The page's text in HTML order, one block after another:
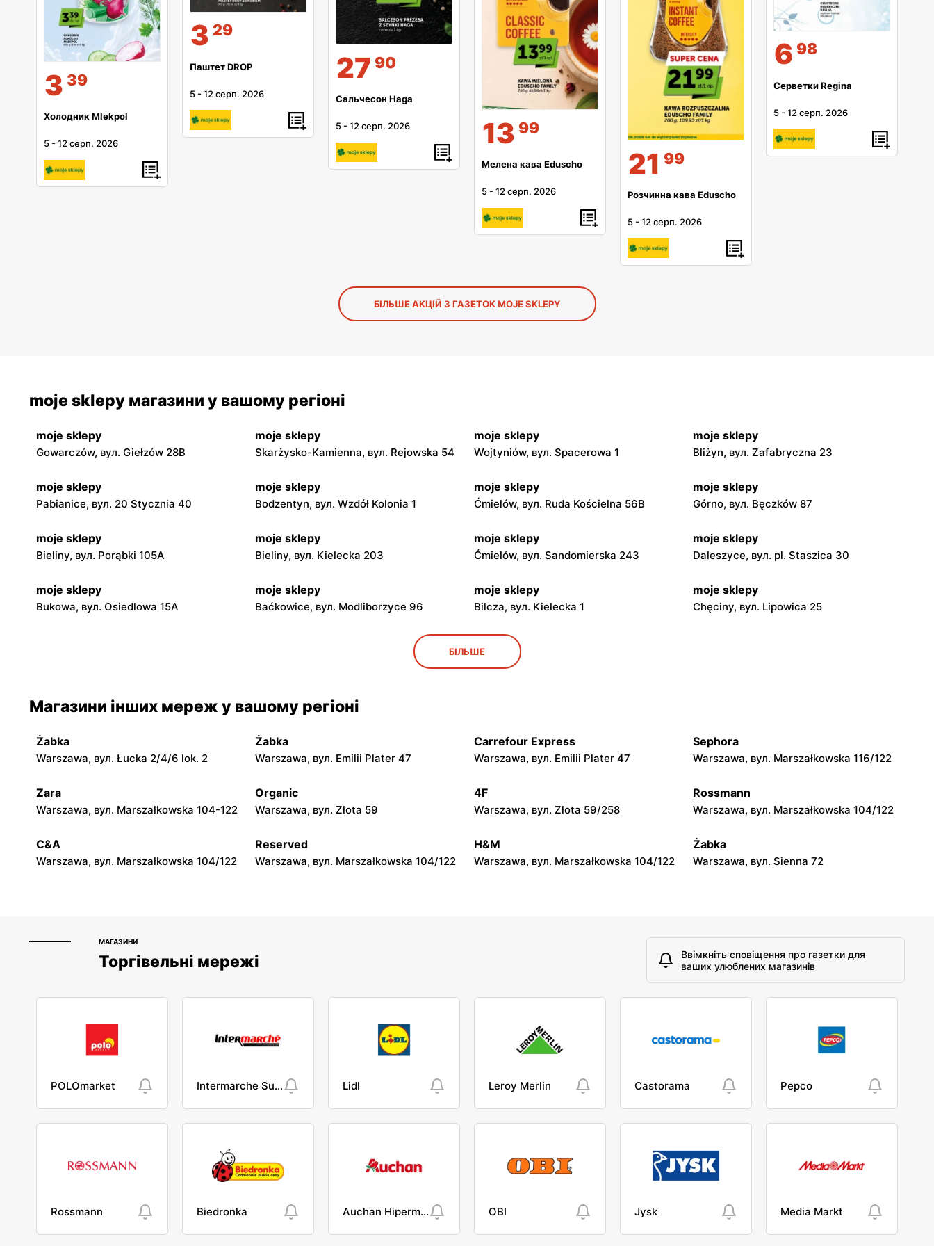
3 39
Холодник Mlekpol
5 -12 серп. 2026
3 29
Паштет DROP
5 -12 серп. 2026
27 90
Сальчесон Haga
5 -12 серп. 2026 13 99
Мелена кава Eduscho
5 -12 серп. 2026
21 99
Розчинна кава Eduscho
5 -12 серп. 2026
6 98
Серветки Regina
5 -12 серп. 2026
БІЛЬШЕ АКЦІЙ З ГАЗЕТОК MOJE SKLEPY
moje sklepy магазини у вашому регіоні
moje sklepy
Gowarczów, вул. Giełzów 28B
moje sklepy
Skarżysko-Kamienna, вул. Rejowska 54
moje sklepy
Wojtyniów, вул. Spacerowa 1
moje sklepy
Bliżyn, вул. Zafabryczna 23
moje sklepy
Pabianice, вул. 20 Stycznia 40
moje sklepy
Bodzentyn, вул. Wzdół Kolonia 1
moje sklepy
Ćmielów, вул. Ruda Kościelna 56B
moje sklepy
Górno, вул. Bęczków 87
moje sklepy
Bieliny, вул. Porąbki 105A
moje sklepy
Bieliny, вул. Kielecka 203
moje sklepy
Ćmielów, вул. Sandomierska 243
moje sklepy
Daleszyce, вул. pl. Staszica 30
moje sklepy
Bukowa, вул. Osiedlowa 15A
moje sklepy
Baćkowice, вул. Modliborzyce 96
moje sklepy
Bilcza, вул. Kielecka 1
moje sklepy
Chęciny, вул. Lipowica 25
moje sklepy
Gorzyce, вул. Szkolna 44
Jadachy, вул. Jadachy 111 Jeżowe, вул. Zalesie 77
moje sklepy
Górki, вул. Górki 71
moje sklepy
Gumniska, вул. Gumniska 157C
moje sklepy
Iwierzyce, вул. Iwierzyce 152A
moje sklepy
Tczew, вул. Franciszka Żwirki 61
moje sklepy
Hyżne, вул. Hyżne 100
moje sklepy
Jarosław, вул. Pełkińska 147
moje sklepy
Niebylec, вул. Niebylec 139
moje sklepy
Opole, вул. Grudzicka 45
БІЛЬШЕ
Магазини інших мереж у вашому регіоні
Żabka
Warszawa, вул. Łucka 2/4/6 lok. 2
Żabka
Warszawa, вул. Emilii Plater 47
Carrefour Express
Warszawa, вул. Emilii Plater 47
Sephora
Warszawa, вул. Marszałkowska 116/122
Zara
Warszawa, вул. Marszałkowska 104-122
Organic
Warszawa, вул. Złota 59
4F
Warszawa, вул. Złota 59/258
Rossmann
Warszawa, вул. Marszałkowska 104/122
C&A
Warszawa, вул. Marszałkowska 104/122
Reserved
Warszawa, вул. Marszałkowska 104/122
H&M
Warszawa, вул. Marszałkowska 104/122
Żabka
Warszawa, вул. Sienna 72
МАГАЗИНИ
Торгівельні мережі
Ввімкніть сповіщення про газетки для
ваших улюблених магазинів
POLOmarket Intermarche Super Lidl Leroy Merlin Castorama Pepco
Rossmann Biedronka Auchan Hipermarket OBI Jysk Media Markt